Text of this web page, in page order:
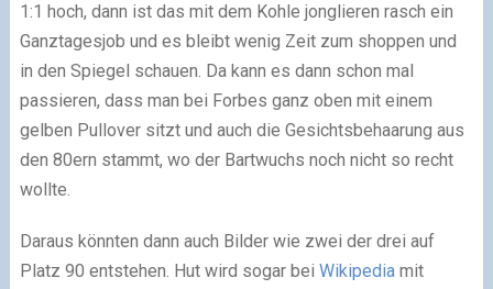
1:1 hoch, dann ist das mit dem Kohle jonglieren rasch ein
Ganztagesjob und es bleibt wenig Zeit zum shoppen und
in den Spiegel schauen. Da kann es dann schon mal
passieren, dass man bei Forbes ganz oben mit einem
gelben Pullover sitzt und auch die Gesichtsbehaarung aus
den 80ern stammt, wo der Bartwuchs noch nicht so recht
wollte.
Daraus könnten dann auch Bilder wie zwei der drei auf
Platz 90 entstehen. Hut wird sogar bei Wikipedia mit